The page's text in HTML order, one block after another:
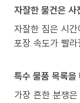
자잘한 물건은 사
자잘한 짐은 시
포장 속도가 빨
특수 물품 목록을
가장 흔한 분쟁